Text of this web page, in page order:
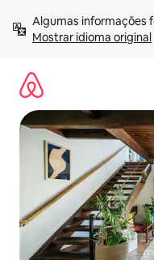
para
Mostrar idioma original